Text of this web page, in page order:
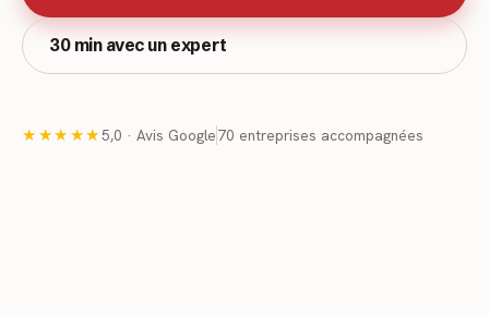
30 min avec un expert
★★★★★5,0 · Avis Google70 entreprises accompagnées